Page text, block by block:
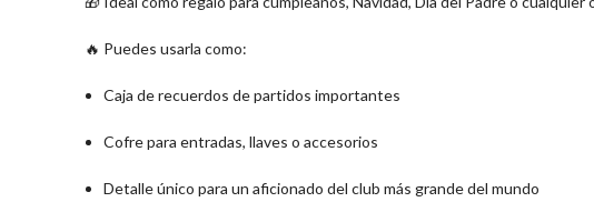
🔥 Puedes usarla como:
Caja de recuerdos de partidos importantes
Cofre para entradas, llaves o accesorios
Detalle único para un aficionado del club más grande del mundo